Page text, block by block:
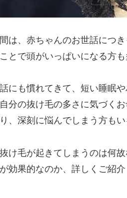
は、赤ちゃんのお世話につ
とで頭がいっぱいになる方も
にも慣れてきて、短い睡眠
分の抜け毛の多さに気づく
、深刻に悩んでしまう方もい
け毛が起きてしまうのは何
効果的なのか、詳しくご紹